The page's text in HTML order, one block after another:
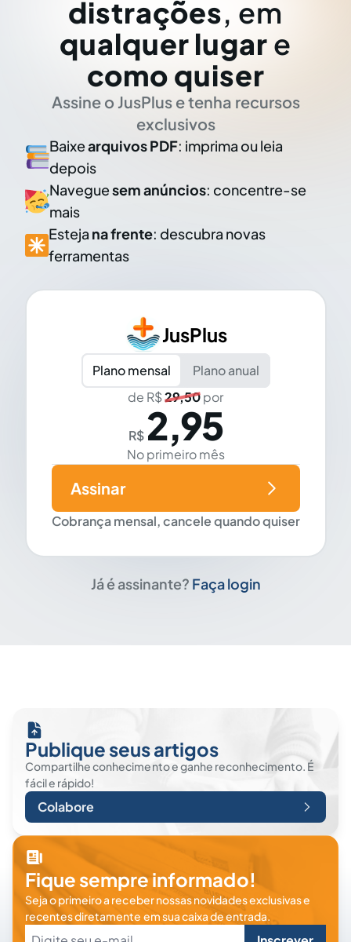
distrações, em
qualquer lugar e
como quiser
Assine o JusPlus e tenha recursos
exclusivos
Baixearquivos PDF: imprima ou leia
depois
Naveguesem anúncios: concentre-se
mais
Esteja na frente: descubra novas
ferramentas
JusPlus
Plano mensal
Plano anual
de R$29,50por
R$ 2,95
No primeiro mês
Cobrança mensal, cancele quando quiser
Assinar
Já é assinante? Faça login
Publique seus artigos
Compartilhe conhecimento e ganhe reconhecimento. É
fácil e rápido!
Colabore
Fique sempre informado!
Seja o primeiro a receber nossas novidades exclusivas e
recentes diretamente em sua caixa de entrada.